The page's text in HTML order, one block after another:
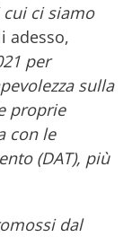
cui ci siamo
adesso,
per
sulla
proprie
con le
(DAT), più
dal